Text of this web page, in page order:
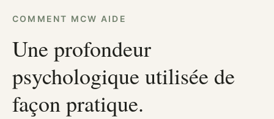
COMMENT MCW AIDE
Une profondeur
psychologique utilisée de
façon pratique.